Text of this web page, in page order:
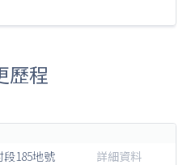
歷程
185地號 詳細資料